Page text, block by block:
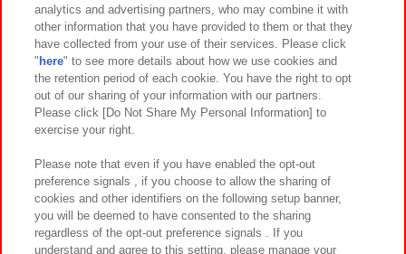
関連会社 サステナビリティ サイトポリシー
プライバシーポリシー ウェブアクセシビリティ方針と検証結果
お取引先さまとともに
カスタマーハラスメント対応方針 よくあるご質問・お問い合わせ
analytics and advertising partners, who may combine it with
other information that you have provided to them or that they
have collected from your use of their services. Please click
" here" to see more details about how we use cookies and
the retention period of each cookie. You have the right to opt
out of our sharing of your information with our partners.
Please click [Do Not Share My Personal Information] to
exercise your right.
Please note that even if you have enabled the opt-out
preference signals , if you choose to allow the sharing of
cookies and other identifiers on the following setup banner,
you will be deemed to have consented to the sharing
regardless of the opt-out preference signals . If you
understand and agree to this setting, please manage your